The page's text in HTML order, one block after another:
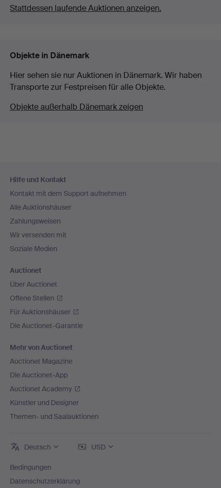
Stattdessen laufende Auktionen anzeigen.
Objekte in Dänemark
Hier sehen sie nur Auktionen in Dänemark. Wir haben
Transporte zur Festpreisen für alle Objekte.
Objekte außerhalb Dänemark zeigen
Navigation
Hilfe und Kontakt
Kontakt mit dem Support aufnehmen
Alle Auktionshäuser
Zahlungsweisen
Wir versenden mit
Soziale Medien
Auctionet
Über Auctionet
Offene Stellen
Für Auktionshäuser
Die Auctionet-Garantie
Mehr von Auctionet
Auctionet Magazine
Die Auctionet-App
Auctionet Academy
Künstler und Designer
Themen- und Saalauktionen
Deutsch USD
Bedingungen
Datenschutzerklärung